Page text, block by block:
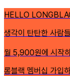
HELLO
생각이 탄탄한 사람
월 5,900원에 시작
롱블랙 멤버십 가입